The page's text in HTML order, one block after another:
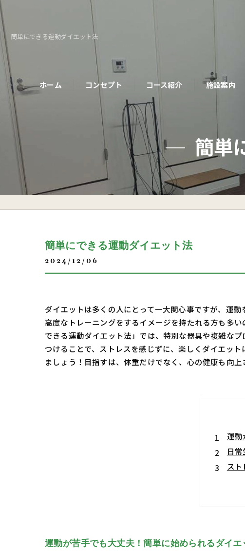
簡単にできる運動ダイエット法
ホーム コンセプト コース紹介
パーソナルコース
初めての方へ
施設案内
簡単
簡単にできる運動ダイエット法
2024/12/06
ダイエットは多くの人にとって一大関心事ですが、運
高度なトレーニングをするイメージを持たれる方も多
できる運動ダイエット法」では、特別な器具や複雑な
つけることで、ストレスを感じずに、楽しくダイエッ
ましょう！目指すは、体重だけでなく、心の健康も向上
運動
日
ス
楽
運動が苦手でも大丈夫！簡単に始められるダイエ